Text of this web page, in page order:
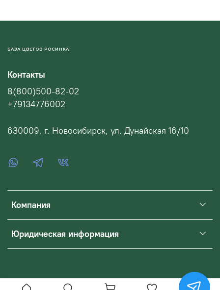
БАЗА ЦВЕТОВ РОСИНКА
Компания
Юридическая информация
Контакты
8(800)500-82-02
+79134776002
630009, г. Новосибирск, ул. Дунайская 16/10